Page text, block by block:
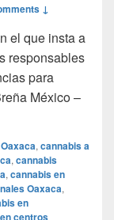
↓
el que insta a
responsables
para
México –
de la
, cannabis a
, cannabis
, cannabis en
Oaxaca,
en
centros